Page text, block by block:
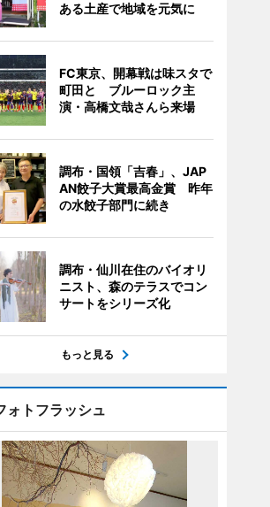
ある土産で地域を元気に
FC東京、開幕戦は味スタで
町田と ブルーロック主
演・高橋文哉さんら来場
調布・国領「吉春」、JAP
AN餃子大賞最高金賞 昨年
の水餃子部門に続き
調布・仙川在住のバイオリ
ニスト、森のテラスでコン
サートをシリーズ化
もっと見る
ォトフラッシュ